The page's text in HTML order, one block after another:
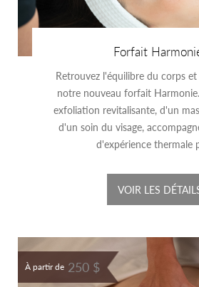
Forfait
Retrouvez l'équilibre du corps
notre nouveau forfait
exfoliation revitalisante, d'un
d'un soin du visage,
d'expérience thermale
VOIR LES
À partir de 250 $